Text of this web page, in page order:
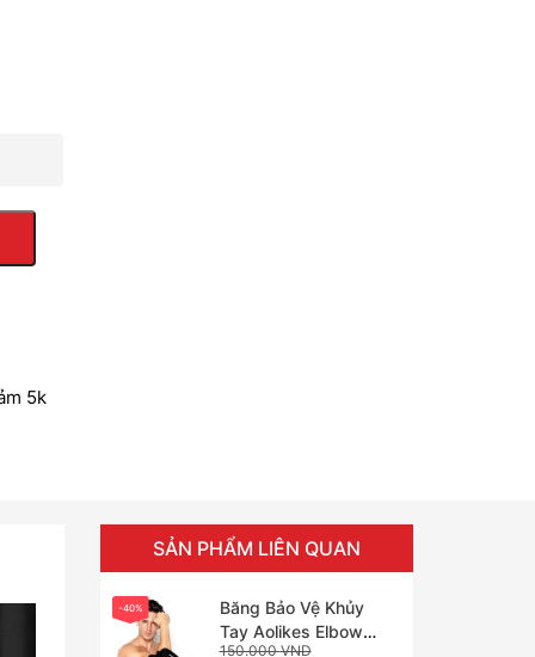
5k
SẢN PHẨM LIÊN QUAN
-40%
Băng Bảo Vệ Khủy
Tay Aolikes Elbow
150.000VND